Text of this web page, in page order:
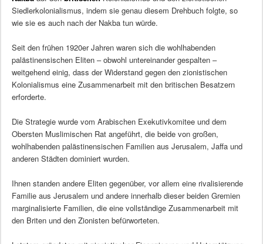
Siedlerkolonialismus, indem sie genau diesem Drehbuch folgte, so
wie sie es auch nach der Nakba tun würde.
Seit den frühen 1920er Jahren waren sich die wohlhabenden
palästinensischen Eliten – obwohl untereinander gespalten –
weitgehend einig, dass der Widerstand gegen den zionistischen
Kolonialismus eine Zusammenarbeit mit den britischen Besatzern
erforderte.
Die Strategie wurde vom Arabischen Exekutivkomitee und dem
Obersten Muslimischen Rat angeführt, die beide von großen,
wohlhabenden palästinensischen Familien aus Jerusalem, Jaffa und
anderen Städten dominiert wurden.
Ihnen standen andere Eliten gegenüber, vor allem eine rivalisierende
Familie aus Jerusalem und andere innerhalb dieser beiden Gremien
marginalisierte Familien, die eine vollständige Zusammenarbeit mit
den Briten und den Zionisten befürworteten.